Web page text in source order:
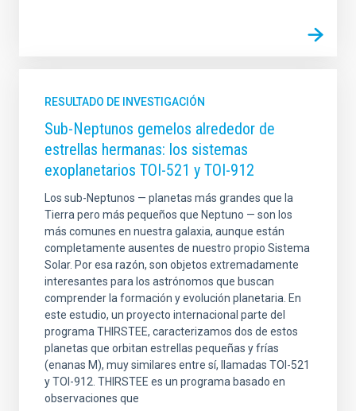
RESULTADO DE INVESTIGACIÓN
Sub-Neptunos gemelos alrededor de
estrellas hermanas: los sistemas
exoplanetarios TOI-521 y TOI-912
Los sub-Neptunos — planetas más grandes que la
Tierra pero más pequeños que Neptuno — son los
más comunes en nuestra galaxia, aunque están
completamente ausentes de nuestro propio Sistema
Solar. Por esa razón, son objetos extremadamente
interesantes para los astrónomos que buscan
comprender la formación y evolución planetaria. En
este estudio, un proyecto internacional parte del
programa THIRSTEE, caracterizamos dos de estos
planetas que orbitan estrellas pequeñas y frías
(enanas M), muy similares entre sí, llamadas TOI-521
y TOI-912. THIRSTEE es un programa basado en
observaciones que